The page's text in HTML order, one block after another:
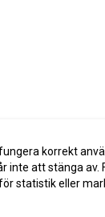
korrekt
inte att stänga av.
statistik eller